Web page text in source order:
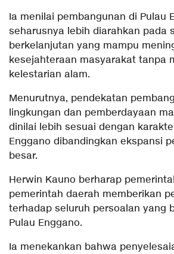
Ia menilai pembangunan di Pulau
seharusnya lebih diarahkan pada
berkelanjutan yang mampu
kesejahteraan masyarakat tanpa
kelestarian alam.
Menurutnya, pendekatan
lingkungan dan pemberdayaan
dinilai lebih sesuai dengan
Enggano dibandingkan ekspansi
besar.
Herwin Kauno berharap
pemerintah daerah memberikan
terhadap seluruh persoalan yang
Pulau Enggano.
Ia menekankan bahwa